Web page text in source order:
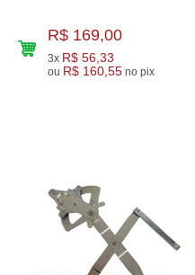
R$ 169,00
3x R$ 56,33
ou R$ 160,55 no pix